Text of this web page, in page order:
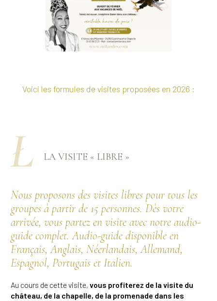
Voici les formules de visites proposées en 2026 :
Ł LA VISITE « LIBRE »
Nous proposons des visites libres pour tous les
groupes à partir de 15 personnes. Dès votre
arrivée, vous partez en visite avec notre audio-
guide complet. Audio-guide disponible en
Français, Anglais, Néerlandais, Allemand,
Espagnol, Portugais et Italien.
Au cours de cette visite,vous profiterez de la visite du
château, de la chapelle, de la promenade dans les